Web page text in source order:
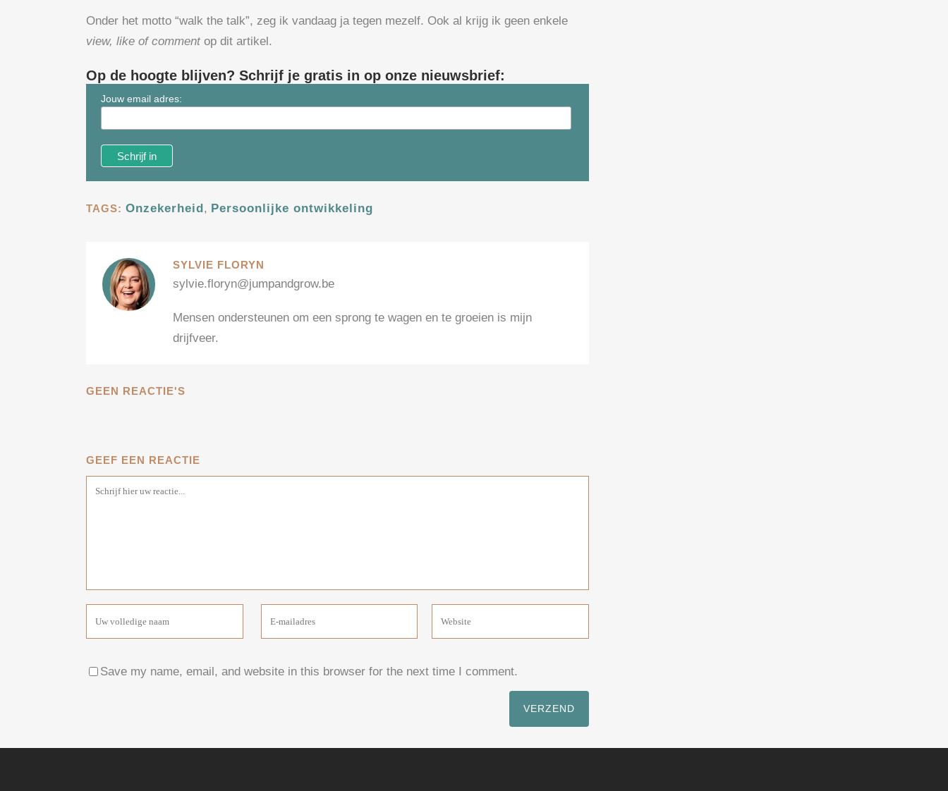
Onder het motto “walk the talk”, zeg ik vandaag ja tegen mezelf. Ook al krijg ik geen enkele
view, like of commentop dit artikel.
Op de hoogte blijven? Schrijf je gratis in op onze nieuwsbrief:
Jouw email adres:
TAGS: Onzekerheid, Persoonlijke ontwikkeling
SYLVIE FLORYN
sylvie.floryn@jumpandgrow.be
Mensen ondersteunen om een sprong te wagen en te groeien is mijn
drijfveer.
GEEN REACTIE'S
GEEF EEN REACTIE
Save my name, email, and website in this browser for the next time I comment.